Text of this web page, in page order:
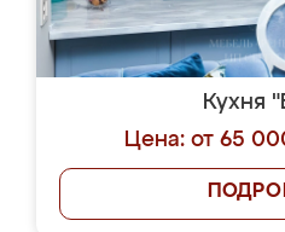
Кухня
Цена: от 65